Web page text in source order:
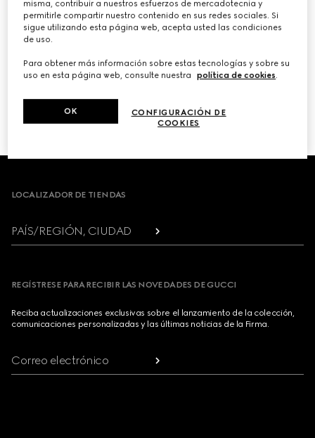
ELIJA EL HORARIO*
/3
Footer
LOCALIZADOR DE TIENDAS
PAÍS/REGIÓN, CIUDAD
REGÍSTRESE PARA RECIBIR LAS NOVEDADES DE GUCCI
Reciba actualizaciones exclusivas sobre el lanzamiento de la colección,
comunicaciones personalizadas y las últimas noticias de la Firma.
Correo electrónico
misma, contribuir a nuestros esfuerzos de mercadotecnia y
permitirle compartir nuestro contenido en sus redes sociales. Si
sigue utilizando esta página web, acepta usted las condiciones
de uso.
Para obtener más información sobre estas tecnologías y sobre su
uso en esta página web, consulte nuestra
política de cookies.
CONFIGURACIÓN DE
COOKIES
OK